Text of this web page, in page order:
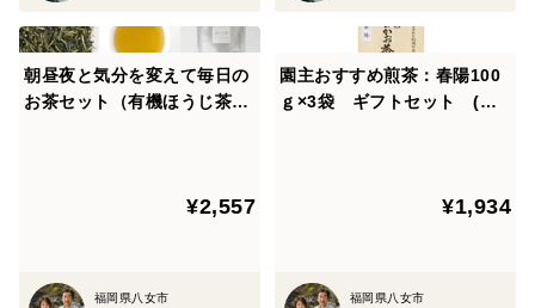
朝昼夜と気分を変えて毎日の
お茶セット（有機ほうじ茶・
¥2,557
福岡県八女市
園主おすすめ煎茶：春陽100
ｇ×3袋 ギフトセット (箱
¥1,934
福岡県八女市